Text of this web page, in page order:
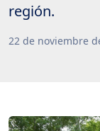
región.
22 de noviembre